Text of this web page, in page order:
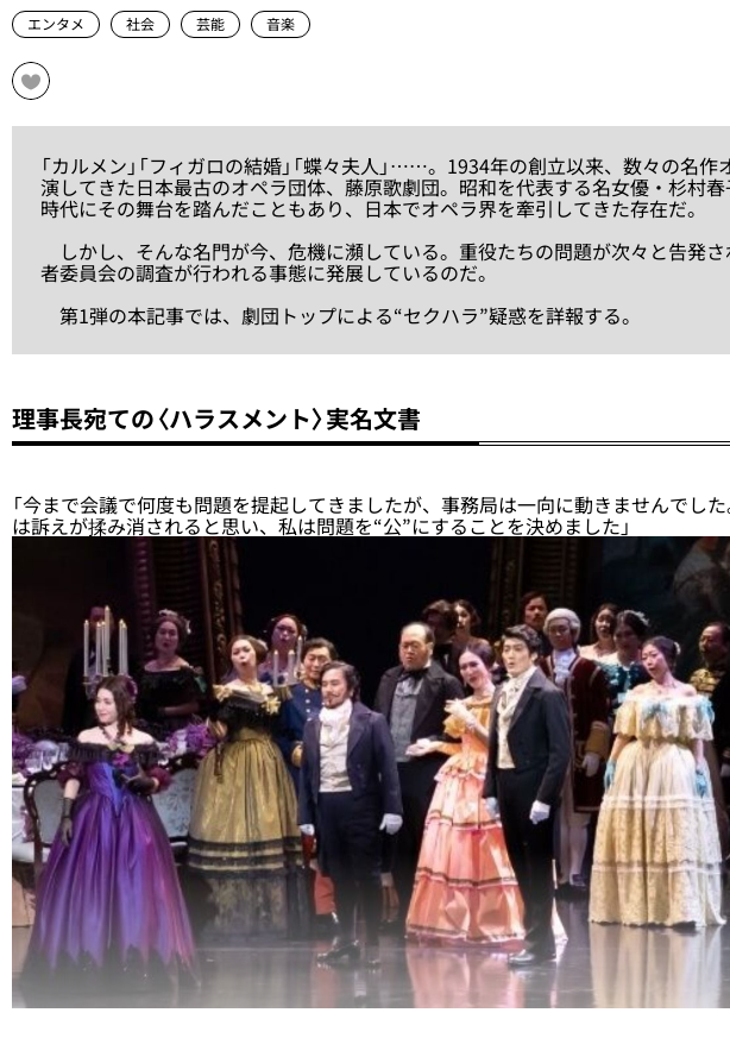
エンタメ 社会 芸能 音楽
「カルメン」「フィガロの結婚」「蝶々夫人」……。1934年の創立以来、数々の名作
演してきた日本最古のオペラ団体、藤原歌劇団。昭和を代表する名女優・杉村
時代にその舞台を踏んだこともあり、日本でオペラ界を牽引してきた存在だ。
しかし、そんな名門が今、危機に瀕している。重役たちの問題が次々と告発
者委員会の調査が行われる事態に発展しているのだ。
第1弾の本記事では、劇団トップによる“セクハラ”疑惑を詳報する。
理事長宛ての〈ハラスメント〉実名文書
「今まで会議で何度も問題を提起してきましたが、事務局は一向に動きませんでし
は訴えが揉み消されると思い、私は問題を“公”にすることを決めました」